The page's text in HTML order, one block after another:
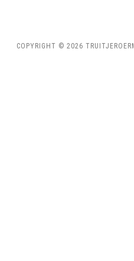
COPYRIGHT © 2026